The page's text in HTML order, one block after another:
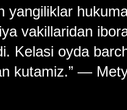
yangiliklar
vakillaridan
Kelasi oyda
kutamiz.” —